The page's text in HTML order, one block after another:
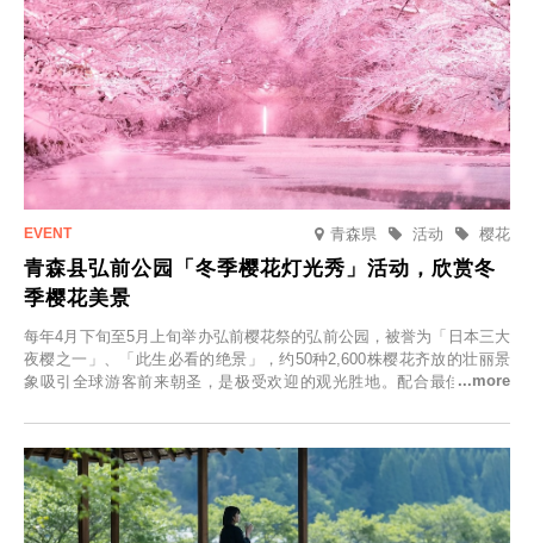
青森県 樱花
活动
青森县弘前公园「冬季樱花灯光秀」活动，欣赏冬
季樱花美景
每年4月下旬至5月上旬举办弘前樱花祭的弘前公园，被誉为「日本三大
夜樱之一」、「此生必看的绝景」，约50种2,600株樱花齐放的壮丽景
象吸引全球游客前来朝圣，是极受欢迎的观光胜地。配合最佳观雪时
「冬季樱花灯光秀」。